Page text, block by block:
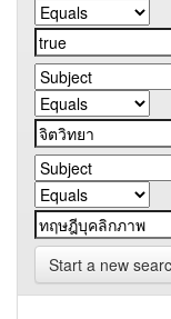
Start a new